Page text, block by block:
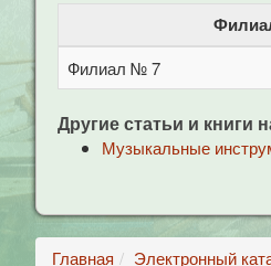
Филиал № 7
Другие статьи и книги
Музыкальные
Главная Электронный